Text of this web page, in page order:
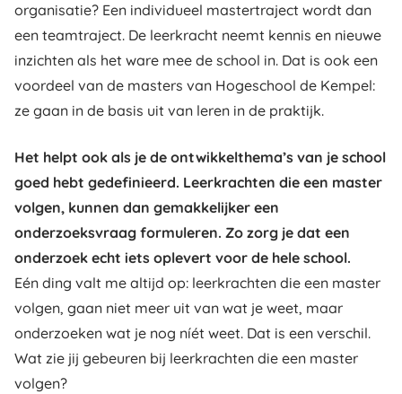
organisatie? Een individueel mastertraject wordt dan
een teamtraject. De leerkracht neemt kennis en nieuwe
inzichten als het ware mee de school in. Dat is ook een
voordeel van de masters van Hogeschool de Kempel:
ze gaan in de basis uit van leren in de praktijk.
Het helpt ook als je de ontwikkelthema’s van je school
goed hebt gedefinieerd. Leerkrachten die een master
volgen, kunnen dan gemakkelijker een
onderzoeksvraag formuleren. Zo zorg je dat een
onderzoek echt iets oplevert voor de hele school.
Eén ding valt me altijd op: leerkrachten die een master
volgen, gaan niet meer uit van wat je weet, maar
onderzoeken wat je nog níét weet. Dat is een verschil.
Wat zie jij gebeuren bij leerkrachten die een master
volgen?